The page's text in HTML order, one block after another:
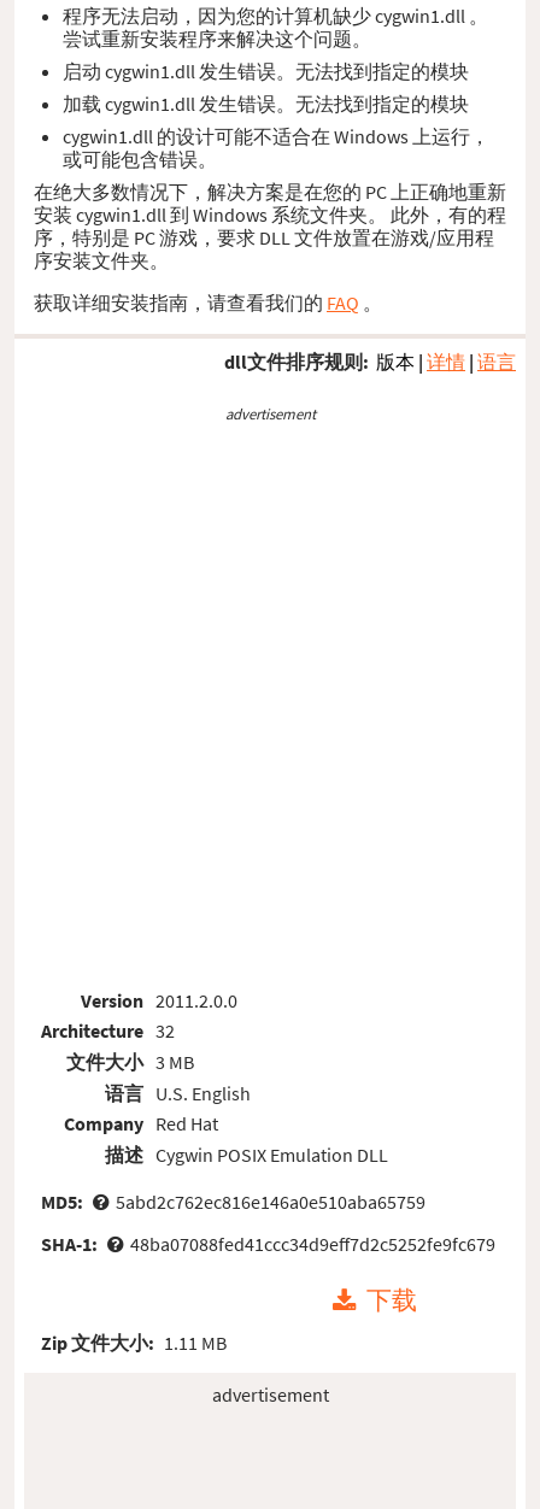
程序无法启动，因为您的计算机缺少 cygwin1.dll 。
尝试重新安装程序来解决这个问题。
启动 cygwin1.dll 发生错误。无法找到指定的模块
加载 cygwin1.dll 发生错误。无法找到指定的模块
cygwin1.dll 的设计可能不适合在 Windows 上运行，
或可能包含错误。
在绝大多数情况下，解决方案是在您的 PC 上正确地重新
安装 cygwin1.dll 到 Windows 系统文件夹。 此外，有的程
序，特别是 PC 游戏，要求 DLL 文件放置在游戏/应用程
序安装文件夹。
获取详细安装指南，请查看我们的 FAQ 。
dll文件排序规则: 版本 | 详情 | 语言
advertisement
Version
Architecture
文件大小
语言
Company
描述
2011.2.0.0
32
3 MB
U.S. English
Red Hat
Cygwin POSIX Emulation DLL
MD5:
5abd2c762ec816e146a0e510aba65759
SHA-1:
48ba07088fed41ccc34d9eff7d2c5252fe9fc679
下载
Zip 文件大小: 1.11 MB
advertisement